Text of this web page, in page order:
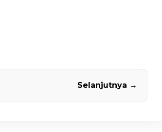
Selanjutnya →